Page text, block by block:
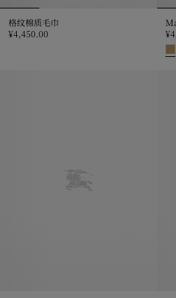
格纹棉质毛巾
¥4,450.00